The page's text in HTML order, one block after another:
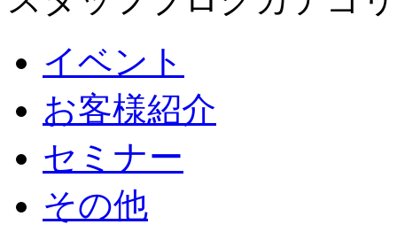
イベント
お客様紹介
セミナー
その他